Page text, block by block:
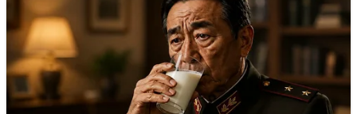
Vând domeniu+website
de publicitate de tip
Adsense